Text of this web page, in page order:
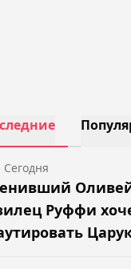
Руффи
Сегодня